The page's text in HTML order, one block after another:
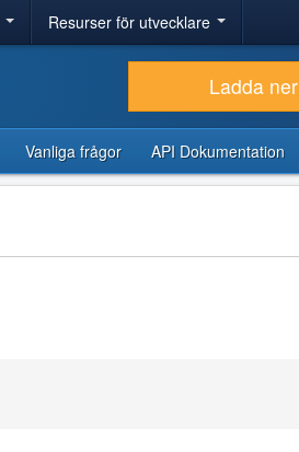
Resurser för utvecklare
Ladda ner
Vanliga frågor API Dokumentation